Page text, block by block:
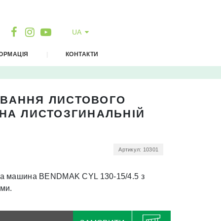
UA
FR
І ДОСТАВКА
КОНТАКТИ
ЛИСТОВОГО
ЛИСТОЗГИНАЛЬНІЙ
Артикул: 10301
машина BENDMAK CYL 130-15/4.5 з